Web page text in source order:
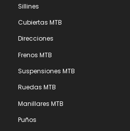
Sillines
Cubiertas MTB
Direcciones
Frenos MTB
Suspensiones MTB
Ruedas MTB
Manillares MTB
Puños